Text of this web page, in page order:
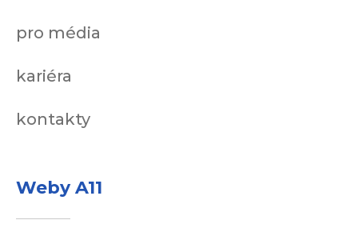
pro média
kariéra
kontakty
Weby A11